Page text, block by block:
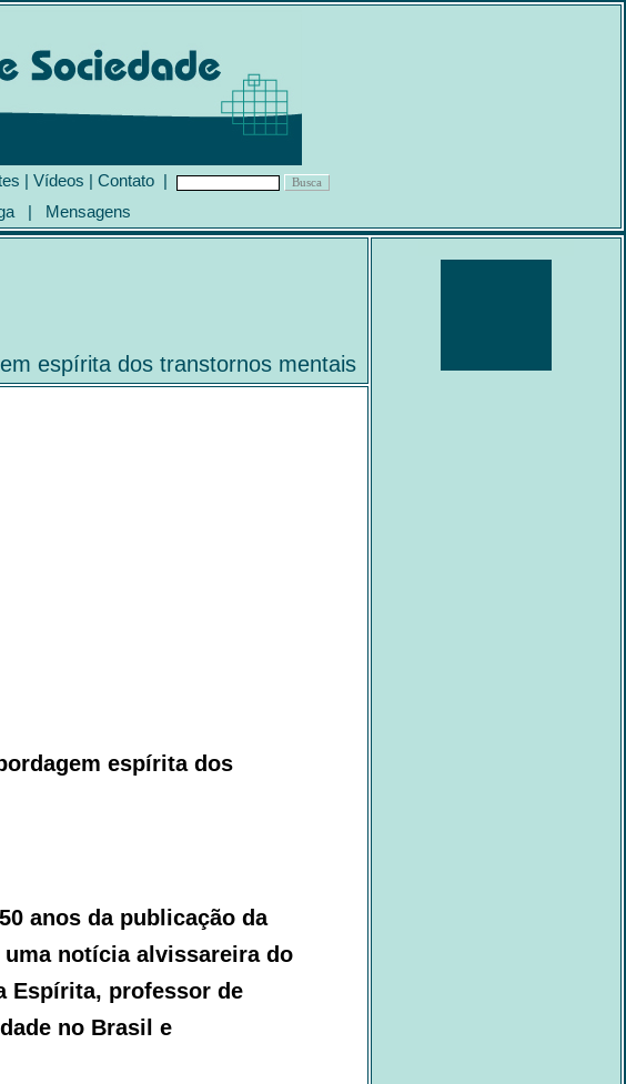
| Vídeos | Contato |
| Mensagens
espírita dos transtornos mentais
espírita dos
anos da publicação da
notícia alvissareira do
Espírita, professor de
no Brasil e